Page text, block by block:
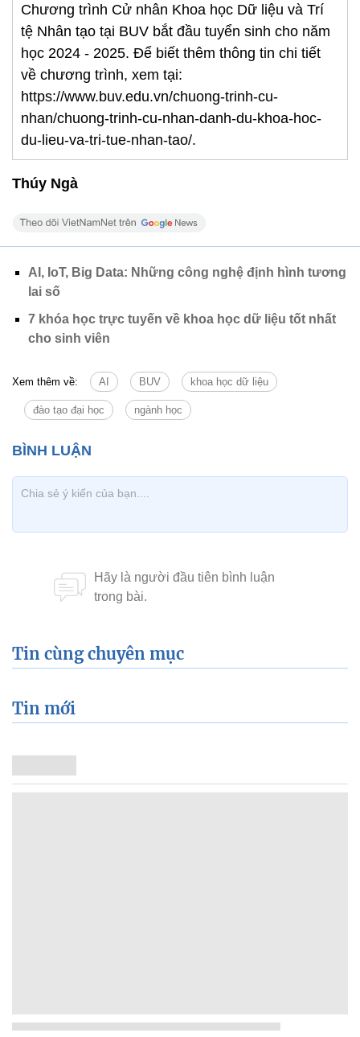
Chương trình Cử nhân Khoa học Dữ liệu và Trí
tệ Nhân tạo tại BUV bắt đầu tuyển sinh cho năm
học 2024 - 2025. Để biết thêm thông tin chi tiết
về chương trình, xem tại:
https://www.buv.edu.vn/chuong-trinh-cu-
nhan/chuong-trinh-cu-nhan-danh-du-khoa-hoc-
du-lieu-va-tri-tue-nhan-tao/.
Thúy Ngà
AI, IoT, Big Data: Những công nghệ định hình tương
lai số
7 khóa học trực tuyến về khoa học dữ liệu tốt nhất
cho sinh viên
Xem thêm về: AI BUV khoa học dữ liệu
đào tạo đại học ngành học
Tin cùng chuyên mục
Tin mới